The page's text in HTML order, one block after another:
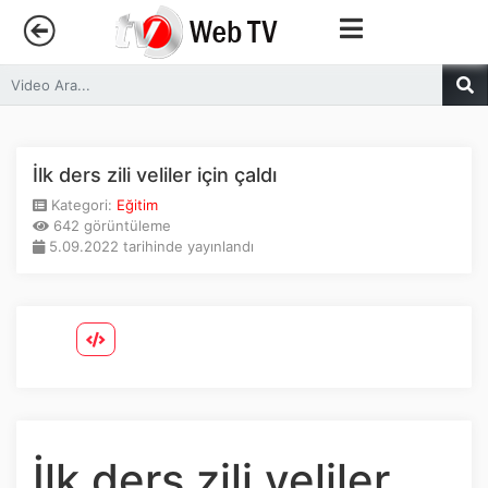
Anasayfa
Trendler
Canlı Yayın
Sosyal Medya
Facebook
İlk ders zili veliler için çaldı
Kategori: Eğitim
642 görüntüleme
5.09.2022 tarihinde yayınlandı